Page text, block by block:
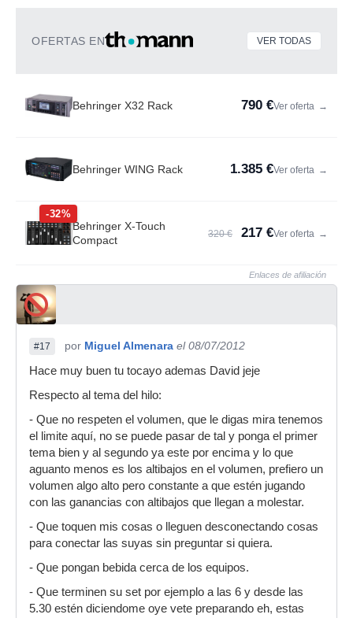
OFERTAS EN VER TODAS
Behringer X32 Rack 790 €Ver oferta →
Behringer WING Rack 1.385 €Ver oferta →
-32%
Behringer X-Touch
Compact
320 € 217 €Ver oferta →
Enlaces de afiliación
#17 por Miguel Almenara el 08/07/2012
Hace muy buen tu tocayo ademas David jeje
Respecto al tema del hilo:
- Que no respeten el volumen, que le digas mira tenemos
el limite aquí, no se puede pasar de tal y ponga el primer
tema bien y al segundo ya este por encima y lo que
aguanto menos es los altibajos en el volumen, prefiero un
volumen algo alto pero constante a que estén jugando
con las ganancias con altibajos que llegan a molestar.
- Que toquen mis cosas o lleguen desconectando cosas
para conectar las suyas sin preguntar si quiera.
- Que pongan bebida cerca de los equipos.
- Que terminen su set por ejemplo a las 6 y desde las
5.30 estén diciendome oye vete preparando eh, estas